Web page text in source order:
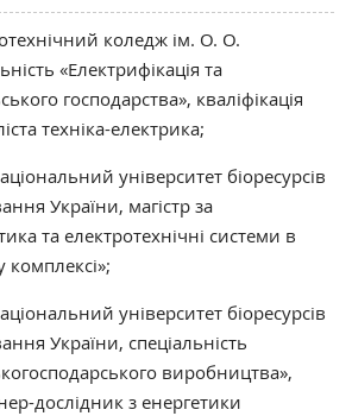
коледж ім. О. О.
«Електрифікація та
господарства», кваліфікація
техніка-електрика;
університет біоресурсів
України, магістр за
та електротехнічні системи в
університет біоресурсів
України, спеціальність
виробництва»,
дослідник з енергетики